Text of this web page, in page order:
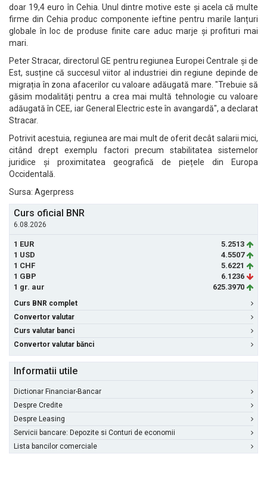
doar 19,4 euro în Cehia. Unul dintre motive este și acela că multe
firme din Cehia produc componente ieftine pentru marile lanțuri
globale în loc de produse finite care aduc marje și profituri mai
mari.
Peter Stracar, directorul GE pentru regiunea Europei Centrale și de
Est, susține că succesul viitor al industriei din regiune depinde de
migrația în zona afacerilor cu valoare adăugată mare. "Trebuie să
găsim modalități pentru a crea mai multă tehnologie cu valoare
adăugată în CEE, iar General Electric este în avangardă", a declarat
Stracar.
Potrivit acestuia, regiunea are mai mult de oferit decât salarii mici,
citând drept exemplu factori precum stabilitatea sistemelor
juridice și proximitatea geografică de piețele din Europa
Occidentală.
Sursa: Agerpress
Curs oficial BNR
6.08.2026
1 EUR
5.2513
1 USD
4.5507
1 CHF
5.6221
1 GBP
6.1236
1 gr. aur
625.3970
Curs BNR complet
Convertor valutar
Curs valutar banci
Convertor valutar bănci
Informatii utile
Dictionar Financiar-Bancar
Despre Credite
Despre Leasing
Servicii bancare: Depozite si Conturi de economii
Lista bancilor comerciale